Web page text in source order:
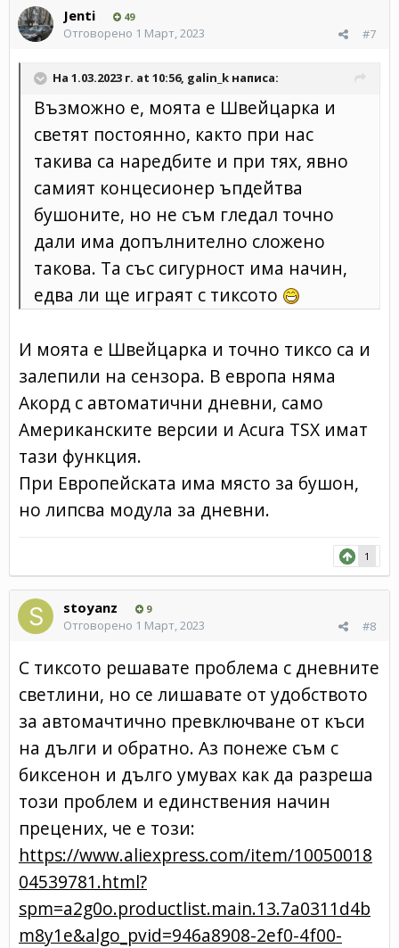
Jenti 49
#7
Отговорено 1 Март, 2023
На 1.03.2023 г. at 10:56, galin_k написа:
Възможно е, моята е Швейцарка и
светят постоянно, както при нас
такива са наредбите и при тях, явно
самият концесионер ъпдейтва
бушоните, но не съм гледал точно
дали има допълнително сложено
такова. Та със сигурност има начин,
едва ли ще играят с тиксото
И моята е Швейцарка и точно тиксо са и
залепили на сензора. В европа няма
Акорд с автоматични дневни, само
Американските версии и Acura TSX имат
тази функция.
При Европейската има място за бушон,
но липсва модула за дневни.
1
stoyanz 9
#8
Отговорено 1 Март, 2023
С тиксото решавате проблема с дневните
светлини, но се лишавате от удобството
за автомачтично превключване от къси
на дълги и обратно. Аз понеже съм с
биксенон и дълго умувах как да разреша
този проблем и единствения начин
прецених, че е този:
https://www.aliexpress.com/item/10050018
04539781.html?
spm=a2g0o.productlist.main.13.7a0311d4b
m8y1e&algo_pvid=946a8908-2ef0-4f00-